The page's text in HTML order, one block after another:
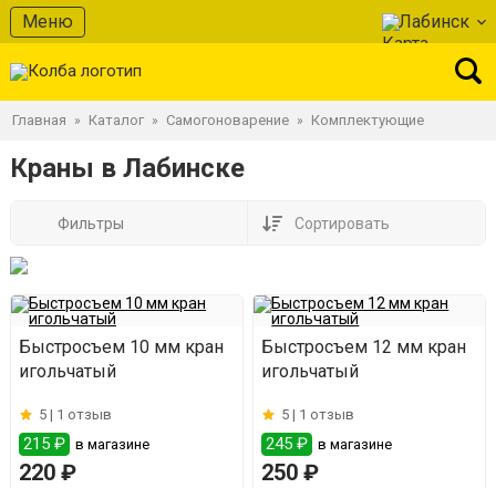
Меню Лабинск
Главная » Каталог » Самогоноварение » Комплектующие
Краны в Лабинске
Фильтры Сортировать
Быстросъем 10 мм кран
игольчатый
5 | 1 отзыв
215 ₽ в магазине
220 ₽
Быстросъем 12 мм кран
игольчатый
5 | 1 отзыв
245 ₽ в магазине
250 ₽